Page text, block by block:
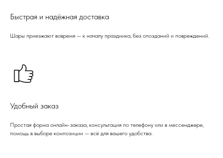
Быстрая и надёжная доставка
Шары приезжают вовремя — к началу праздника, без опозданий и повреждений.
Удобный заказ
Простая форма онлайн-заказа, консультация по телефону или в мессенджере,
помощь в выборе композиции — всё для вашего удобства.